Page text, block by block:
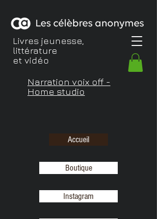
Livres jeunesse,
littérature
et vidéo
Narration voix off -
Home studio
Accueil
Boutique
Instagram